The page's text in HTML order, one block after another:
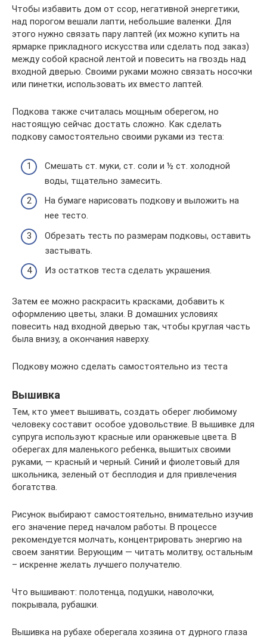
Чтобы избавить дом от ссор, негативной энергетики,
над порогом вешали лапти, небольшие валенки. Для
этого нужно связать пару лаптей (их можно купить на
ярмарке прикладного искусства или сделать под заказ)
между собой красной лентой и повесить на гвоздь над
входной дверью. Своими руками можно связать носочки
или пинетки, использовать их вместо лаптей.
Подкова также считалась мощным оберегом, но
настоящую сейчас достать сложно. Как сделать
подкову самостоятельно своими руками из теста:
Смешать ст. муки, ст. соли и ½ ст. холодной
воды, тщательно замесить.
На бумаге нарисовать подкову и выложить на
нее тесто.
Обрезать тесть по размерам подковы, оставить
застывать.
Из остатков теста сделать украшения.
Затем ее можно раскрасить красками, добавить к
оформлению цветы, злаки. В домашних условиях
повесить над входной дверью так, чтобы круглая часть
была внизу, а окончания наверху.
Подкову можно сделать самостоятельно из теста
Вышивка
Тем, кто умеет вышивать, создать оберег любимому
человеку составит особое удовольствие. В вышивке для
супруга используют красные или оранжевые цвета. В
оберегах для маленького ребенка, вышитых своими
руками, — красный и черный. Синий и фиолетовый для
школьника, зеленый от бесплодия и для привлечения
богатства.
Рисунок выбирают самостоятельно, внимательно изучив
его значение перед началом работы. В процессе
рекомендуется молчать, концентрировать энергию на
своем занятии. Верующим — читать молитву, остальным
– искренне желать лучшего получателю.
Что вышивают: полотенца, подушки, наволочки,
покрывала, рубашки.
Вышивка на рубахе оберегала хозяина от дурного глаза